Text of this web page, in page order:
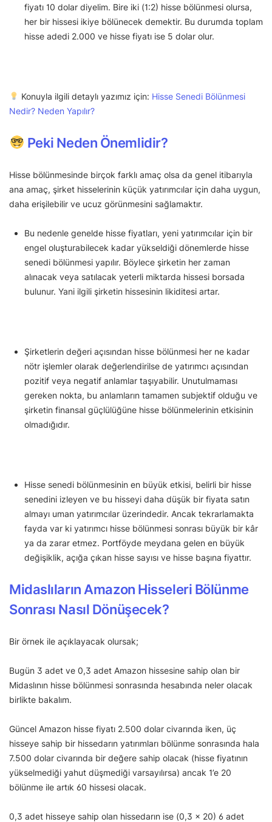
fiyatı 10 dolar diyelim. Bire iki (1:2) hisse bölünmesi olursa,
her bir hissesi ikiye bölünecek demektir. Bu durumda toplam
hisse adedi 2.000 ve hisse fiyatı ise 5 dolar olur.
Konuyla ilgili detaylı yazımız için: Hisse Senedi Bölünmesi
Nedir? Neden Yapılır?
Peki Neden Önemlidir?
Hisse bölünmesinde birçok farklı amaç olsa da genel itibarıyla
ana amaç, şirket hisselerinin küçük yatırımcılar için daha uygun,
daha erişilebilir ve ucuz görünmesini sağlamaktır.
Bu nedenle genelde hisse fiyatları, yeni yatırımcılar için bir
engel oluşturabilecek kadar yükseldiği dönemlerde hisse
senedi bölünmesi yapılır. Böylece şirketin her zaman
alınacak veya satılacak yeterli miktarda hissesi borsada
bulunur. Yani ilgili şirketin hissesinin likiditesi artar.
Şirketlerin değeri açısından hisse bölünmesi her ne kadar
nötr işlemler olarak değerlendirilse de yatırımcı açısından
pozitif veya negatif anlamlar taşıyabilir. Unutulmaması
gereken nokta, bu anlamların tamamen subjektif olduğu ve
şirketin finansal güçlülüğüne hisse bölünmelerinin etkisinin
olmadığıdır.
Hisse senedi bölünmesinin en büyük etkisi, belirli bir hisse
senedini izleyen ve bu hisseyi daha düşük bir fiyata satın
almayı uman yatırımcılar üzerindedir. Ancak tekrarlamakta
fayda var ki yatırımcı hisse bölünmesi sonrası büyük bir kâr
ya da zarar etmez. Portföyde meydana gelen en büyük
değişiklik, açığa çıkan hisse sayısı ve hisse başına fiyattır.
Midaslıların Amazon Hisseleri Bölünme
Sonrası Nasıl Dönüşecek?
Bir örnek ile açıklayacak olursak;
Bugün 3 adet ve 0,3 adet Amazon hissesine sahip olan bir
Midaslının hisse bölünmesi sonrasında hesabında neler olacak
birlikte bakalım.
Güncel Amazon hisse fiyatı 2.500 dolar civarında iken, üç
hisseye sahip bir hissedarın yatırımları bölünme sonrasında hala
7.500 dolar civarında bir değere sahip olacak (hisse fiyatının
yükselmediği yahut düşmediği varsayılırsa) ancak 1’e 20
bölünme ile artık 60 hissesi olacak.
0,3 adet hisseye sahip olan hissedarın ise (0,3 x 20) 6 adet